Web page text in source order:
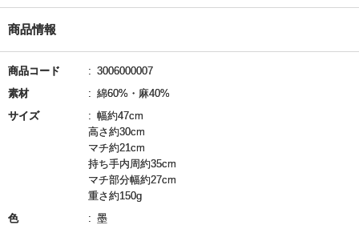
商品情報
商品コード
3006000007
素材
綿60%・麻40%
サイズ
幅約47cm
高さ約30cm
マチ約21cm
持ち手内周約35cm
マチ部分幅約27cm
重さ約150g
色
墨